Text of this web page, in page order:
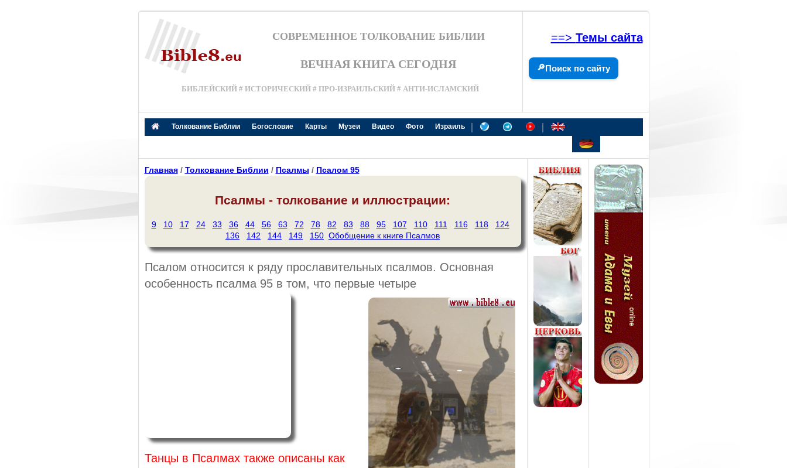
СОВРЕМЕННОЕ ТОЛКОВАНИЕ БИБЛИИ
ВЕЧНАЯ КНИГА СЕГОДНЯ
БИБЛЕЙСКИЙ # ИСТОРИЧЕСКИЙ # ПРО-ИЗРАИЛЬСКИЙ # АНТИ-ИСЛАМСКИЙ
==> Темы сайта
🔎Поиск по сайту
Толкование Библии Богословие Карты Музеи Видео Фото Израиль | |
Главная/ Толкование Библии / Псалмы / Псалом 95
Псалмы - толкование и иллюстрации:
9 10 17 24 33 36 44 56 63 72 78 82 83 88 95 107 110 111 116 118
124
136
142 144 149 150 Обобщение к книге Псалмов
Псалом относится к ряду прославительных псалмов. Основная
особенность псалма 95 в том, что первые четыре
Танцы в Псалмах также описаны как